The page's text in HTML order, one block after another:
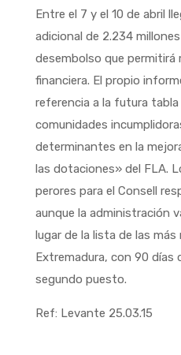
Entre el 7 y el 10 de abril
adicional de 2.234
desembolso que permitirá
financiera. El propio
referencia a la futura tabla
comunidades
determinantes en la
las dotaciones» del FLA.
perores para el Consell
aunque la administración
lugar de la lista de las más
Extremadura, con 90 días
segundo puesto.
Ref: Levante 25.03.15